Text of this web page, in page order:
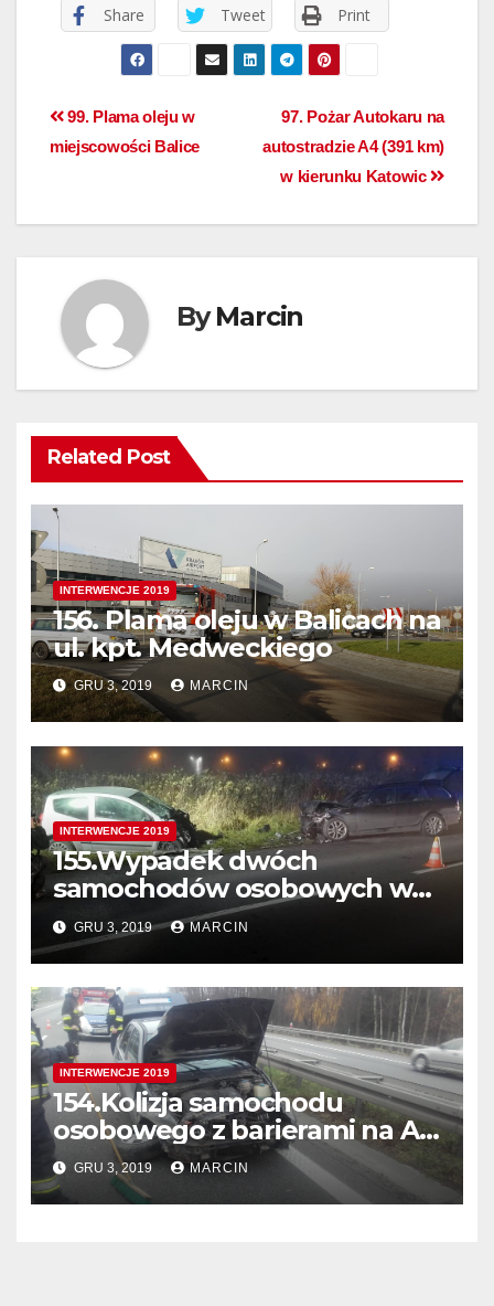
Share Tweet Print
97. Pożar Autokaru na
autostradzie A4 (391 km)
w kierunku Katowic
99. Plama oleju w
miejscowości Balice
ByMarcin
Related Post
INTERWENCJE 2019
156. Plama oleju w Balicach na
ul. kpt. Medweckiego
GRU 3, 2019 MARCIN
INTERWENCJE 2019
155.Wypadek dwóch
samochodów osobowych w
Balicach ul. Krakowska
GRU 3, 2019 MARCIN
INTERWENCJE 2019
154.Kolizja samochodu
osobowego z barierami na A4
405 km. w Kierunku Tarnowa
GRU 3, 2019 MARCIN